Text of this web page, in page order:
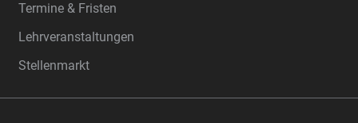
Termine & Fristen
Lehrveranstaltungen
Stellenmarkt